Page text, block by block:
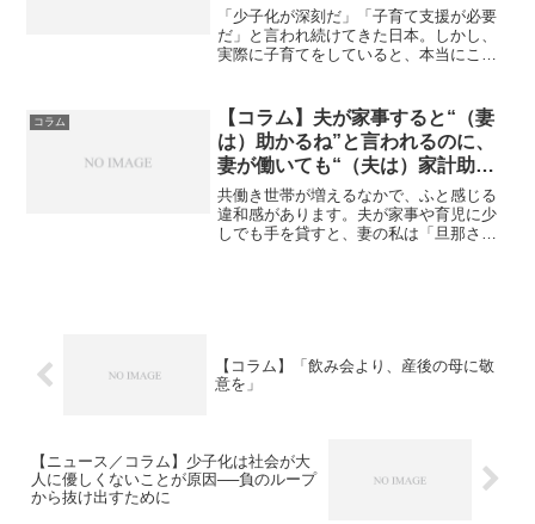
ない構造的理由〜
「少子化が深刻だ」「子育て支援が必要
だ」と言われ続けてきた日本。しかし、
実際に子育てをしていると、本当にこの
なぜ、日本では子育て支援がなかなか本
気で進まないのでしょうか...
コラム
【コラム】夫が家事すると“（妻
は）助かるね”と言われるのに、
妻が働いても“（夫は）家計助か
るね”とは言われないのはなぜ？
共働き家庭に残る無意識の偏見
共働き世帯が増えるなかで、ふと感じる
違和感があります。夫が家事や育児に少
しでも手を貸すと、妻の私は「旦那さん
【コラム】「飲み会より、産後の母に敬
意を」
【ニュース／コラム】少子化は社会が大
人に優しくないことが原因──負のループ
から抜け出すために